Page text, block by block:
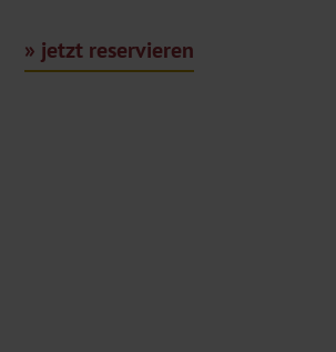
jetzt reservieren